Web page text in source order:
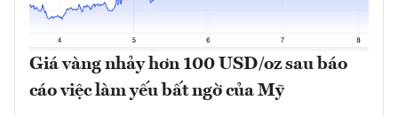
Giá vàng nhảy hơn 100 USD/oz sau báo
cáo việc làm yếu bất ngờ của Mỹ